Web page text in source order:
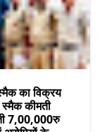
का विक्रय
कीमती
7,00,000रु